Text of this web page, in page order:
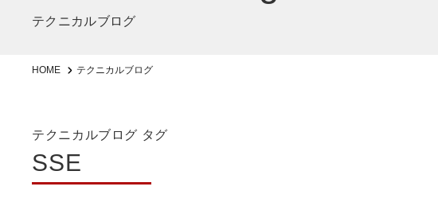
テクニカルブログ
HOME テクニカルブログ
テクニカルブログ タグ
SSE